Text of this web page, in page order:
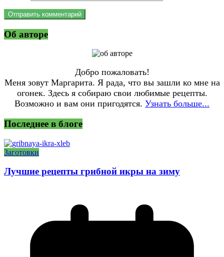
Об авторе
Добро пожаловать!
Меня зовут Маргарита. Я рада, что вы зашли ко мне на
огонек. Здесь я собираю свои любимые рецепты.
Возможно и вам они пригодятся. Узнать больше...
Последнее в блоге
Заготовки
Лучшие рецепты грибной икры на зиму